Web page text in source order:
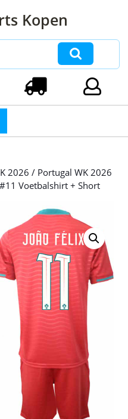
Kopen
2026 / Portugal WK 2026
Voetbalshirt + Short